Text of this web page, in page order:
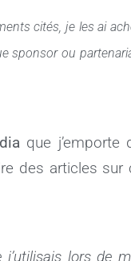
cités, je les ai
sponsor ou
que j’emporte
des articles
lors de